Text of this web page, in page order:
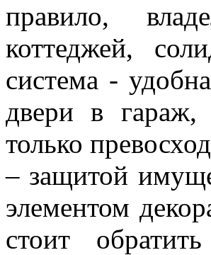
правило,
коттеджей,
система -
двери в гараж,
только
– защитой
элементом
стоит